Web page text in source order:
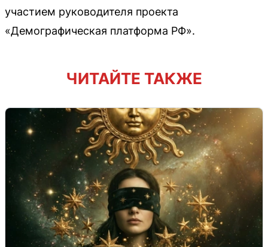
участием руководителя проекта
«Демографическая платформа РФ».
ЧИТАЙТЕ ТАКЖЕ